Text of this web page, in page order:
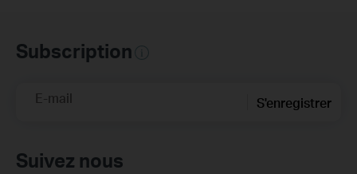
Subscription
E-mail S'enregistrer
Suivez nous